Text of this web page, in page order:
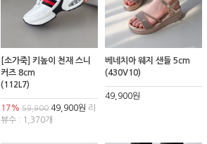
[소가죽] 키높이 천재 스니
커즈 8cm
(112L7)
17% 59,90049,900원 리
뷰수 : 1,370개
베네치아 웨지 샌들 5cm
(430V10)
49,900원